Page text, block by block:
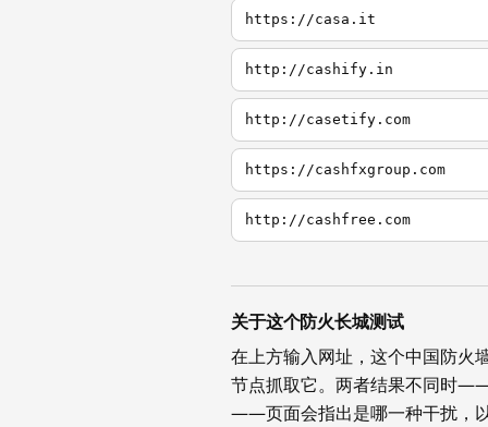
https://casa.it
http://cashify.in
http://casetify.com
https://cashfxgroup.com
http://cashfree.com
关于这个防火长城测试
在上方输入网址，这个中国防火
节点抓取它。两者结果不同时
——页面会指出是哪一种干扰，